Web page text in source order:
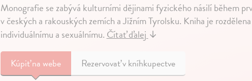
Monografie se zabývá kulturními dějinami fyzického násilí během
v českých a rakouských zemích a Jižním Tyrolsku. Kniha je
individuálnímu a sexuálnímu.Čítať ďalej↓
Kúpiťna webe Rezervovať v kníhkupectve